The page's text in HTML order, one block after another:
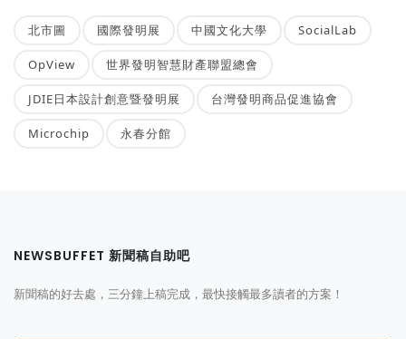
北市圖 國際發明展 中國文化大學 SocialLab
OpView 世界發明智慧財產聯盟總會
JDIE日本設計創意暨發明展 台灣發明商品促進協會
Microchip 永春分館
NEWSBUFFET 新聞稿自助吧
新聞稿的好去處，三分鐘上稿完成，最快接觸最多讀者的方案！